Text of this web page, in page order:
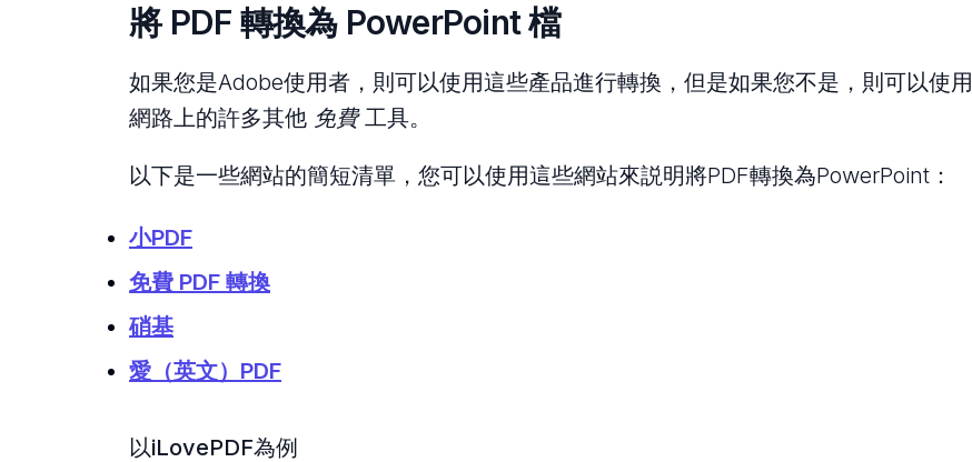
將 PDF 轉換為 PowerPoint 檔
如果您是Adobe使用者，則可以使用這些產品進行轉換，但是如果您不是，則可以使用
網路上的許多其他 免費工具。
以下是一些網站的簡短清單，您可以使用這些網站來説明將PDF轉換為PowerPoint：
小PDF
免費 PDF 轉換
硝基
愛（英文）PDF
以iLovePDF為例